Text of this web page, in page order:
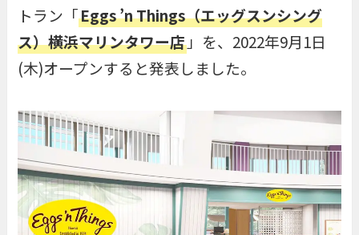
トラン「Eggs ’n Things（エッグスンシング
ス）横浜マリンタワー店 」を、2022年9月1日
(木)オープンすると発表しました。